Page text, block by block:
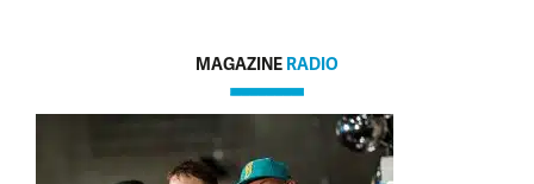
MAGAZINE RADIO